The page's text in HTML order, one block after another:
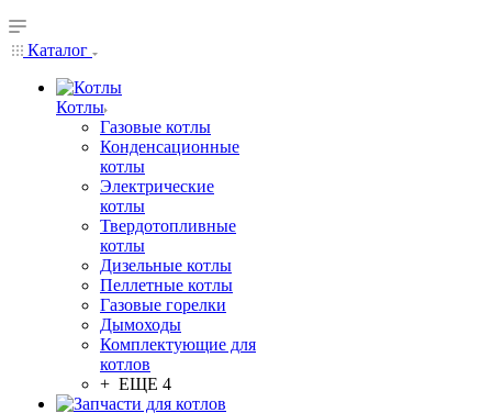
Каталог
Котлы
Газовые котлы
Конденсационные
котлы
Электрические
котлы
Твердотопливные
котлы
Дизельные котлы
Пеллетные котлы
Газовые горелки
Дымоходы
Комплектующие для
котлов
+ ЕЩЕ 4